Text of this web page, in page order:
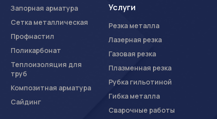
Запорная арматура
Сетка металлическая
Профнастил
Поликарбонат
Теплоизоляция для
труб
Композитная арматура
Сайдинг
Услуги
Резка металла
Лазерная резка
Газовая резка
Плазменная резка
Рубка гильотиной
Гибка металла
Сварочные работы